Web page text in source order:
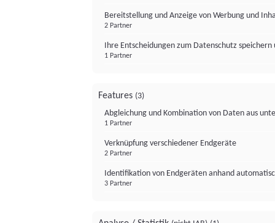
Bereitstellung und Anzeige von Werbung und
2 Partner
Ihre Entscheidungen zum Datenschutz
1 Partner
Features (3)
Abgleichung und Kombination von Daten aus
1 Partner
Verknüpfung verschiedener Endgeräte
2 Partner
Identifikation von Endgeräten anhand
3 Partner